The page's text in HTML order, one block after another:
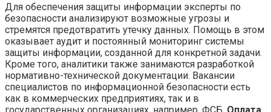
Для обеспечения защиты информации эксперты по
безопасности анализируют возможные угрозы и
стремятся предотвратить утечку данных. Помощь в этом
оказывает аудит и постоянный мониторинг системы
защиты информации, созданной для конкретной задачи.
Кроме того, аналитики также занимаются разработкой
нормативно-технической документации. Вакансии
специалистов по информационной безопасности есть
как в коммерческих предприятиях, так и в
государственных организациях, например, ФСБ. Оплата